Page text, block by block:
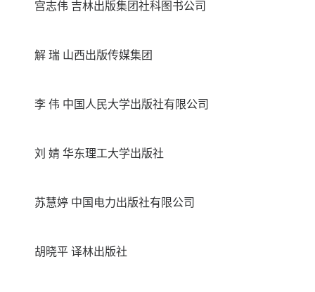
宫志伟 吉林出版集团社科图书公司
解 瑞 山西出版传媒集团
李 伟 中国人民大学出版社有限公司
刘 婧 华东理工大学出版社
苏慧婷 中国电力出版社有限公司
胡晓平 译林出版社